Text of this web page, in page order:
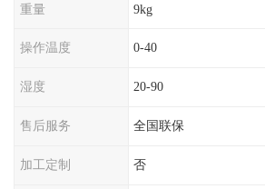
重量 9kg
操作温度 0-40
湿度 20-90
售后服务 全国联保
加工定制 否